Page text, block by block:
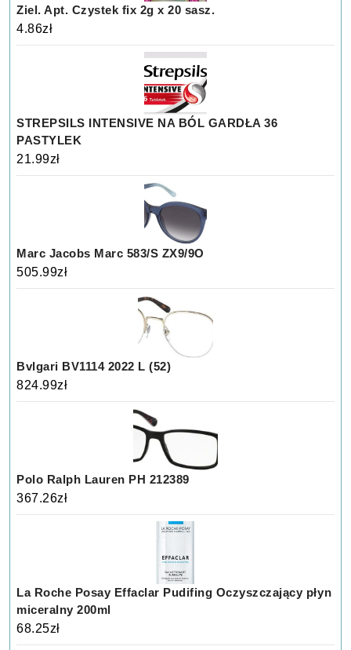
Ziel. Apt. Czystek fix 2g x 20 sasz.
4.86zł
STREPSILS INTENSIVE NA BÓL GARDŁA 36
PASTYLEK
21.99zł
Marc Jacobs Marc 583/S ZX9/9O
505.99zł
Bvlgari BV1114 2022 L (52)
824.99zł
Polo Ralph Lauren PH 212389
367.26zł
La Roche Posay Effaclar Pudifing Oczyszczający płyn
miceralny 200ml
68.25zł